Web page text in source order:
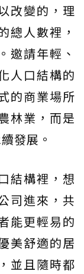
改變的，理
總人數裡，
邀請年輕、
人口結構的
的商業場所
林業，而是
發展。
結構裡，想
司進來，共
能更輕易的
美舒適的居
並且隨時都